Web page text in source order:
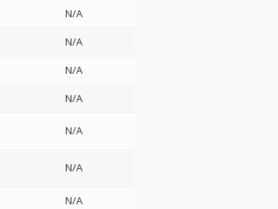
N/A
N/A
N/A
N/A
N/A
N/A
N/A